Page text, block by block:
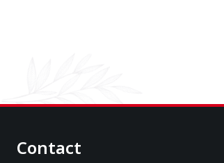
Contact